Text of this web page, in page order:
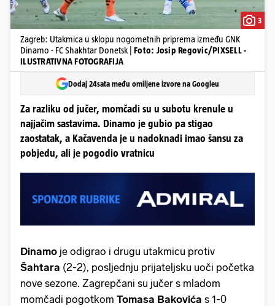
3
Zagreb: Utakmica u sklopu nogometnih priprema između GNK
Dinamo - FC Shakhtar Donetsk | Foto: Josip Regovic/PIXSELL -
ILUSTRATIVNA FOTOGRAFIJA
Dodaj 24sata među omiljene izvore na Googleu
Za razliku od jučer, momčadi su u subotu krenule u
najjačim sastavima. Dinamo je gubio pa stigao
zaostatak, a Kačavenda je u nadoknadi imao šansu za
pobjedu, ali je pogodio vratnicu
Dinamo je odigrao i drugu utakmicu protiv
Šahtara (2-2), posljednju prijateljsku uoči početka
nove sezone. Zagrepčani su jučer s mladom
momčadi pogotkom Tomasa Bakovića s 1-0